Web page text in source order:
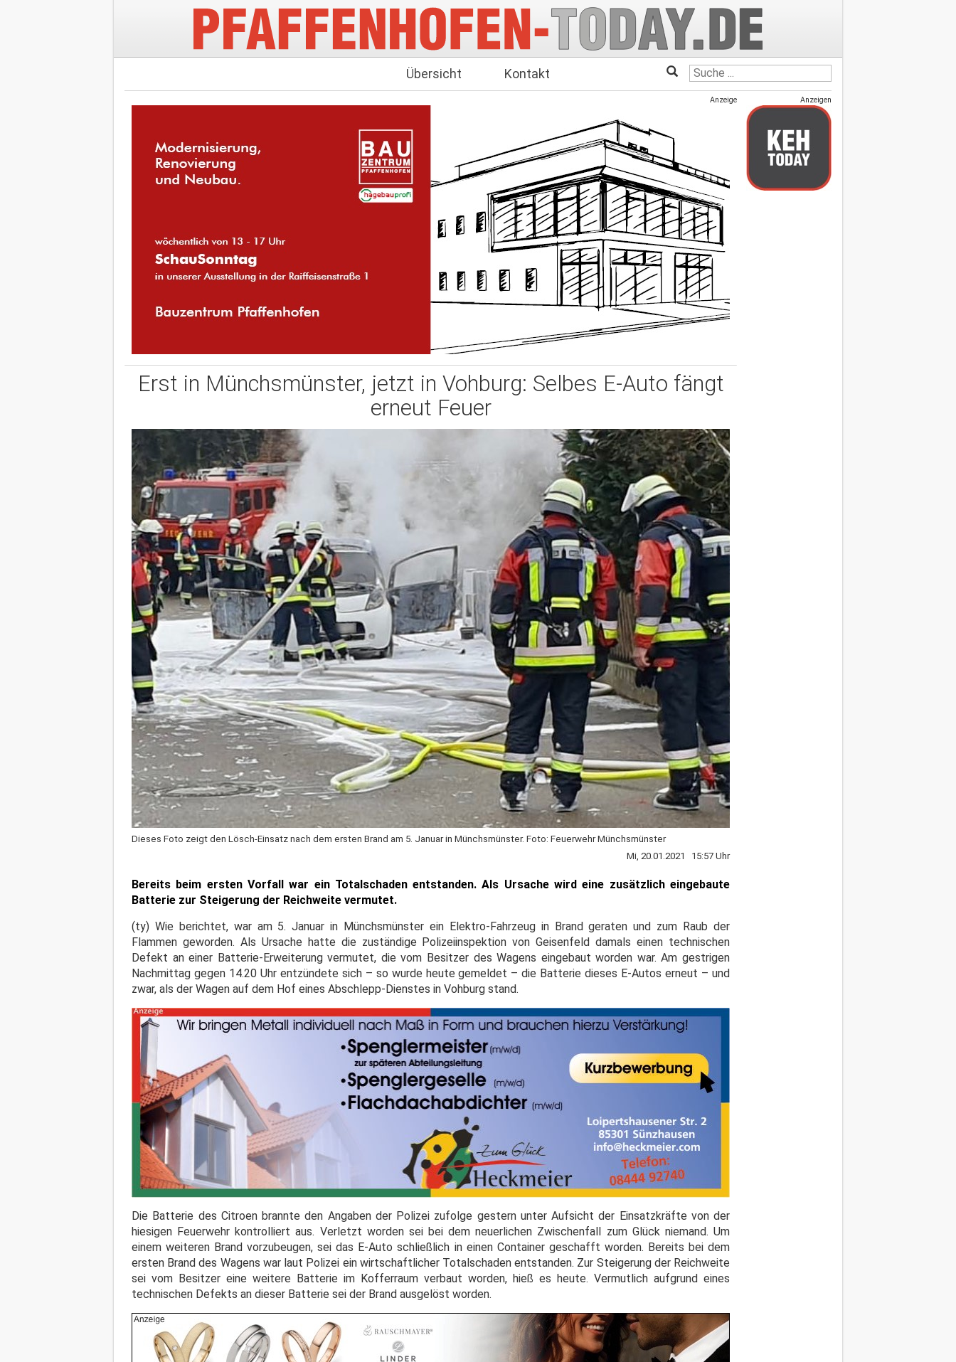
Übersicht Kontakt
Anzeige
Erst in Münchsmünster, jetzt in Vohburg: Selbes E-Auto fängt
erneut Feuer
Dieses Foto zeigt den Lösch-Einsatz nach dem ersten Brand am 5. Januar in Münchsmünster. Foto: Feuerwehr Münchsmünster
Mi, 20.01.2021 15:57 Uhr
Bereits beim ersten Vorfall war ein Totalschaden entstanden. Als Ursache wird eine zusätzlich eingebaute
Batterie zur Steigerung der Reichweite vermutet.
(ty) Wie berichtet, war am 5. Januar in Münchsmünster ein Elektro-Fahrzeug in Brand geraten und zum Raub der
Flammen geworden. Als Ursache hatte die zuständige Polizeiinspektion von Geisenfeld damals einen technischen
Defekt an einer Batterie-Erweiterung vermutet, die vom Besitzer des Wagens eingebaut worden war. Am gestrigen
Nachmittag gegen 14.20 Uhr entzündete sich – so wurde heute gemeldet – die Batterie dieses E-Autos erneut – und
zwar, als der Wagen auf dem Hof eines Abschlepp-Dienstes in Vohburg stand.
Die Batterie des Citroen brannte den Angaben der Polizei zufolge gestern unter Aufsicht der Einsatzkräfte von der
hiesigen Feuerwehr kontrolliert aus. Verletzt worden sei bei dem neuerlichen Zwischenfall zum Glück niemand. Um
einem weiteren Brand vorzubeugen, sei das E-Auto schließlich in einen Container geschafft worden. Bereits bei dem
ersten Brand des Wagens war laut Polizei ein wirtschaftlicher Totalschaden entstanden. Zur Steigerung der Reichweite
sei vom Besitzer eine weitere Batterie im Kofferraum verbaut worden, hieß es heute. Vermutlich aufgrund eines
technischen Defekts an dieser Batterie sei der Brand ausgelöst worden.
Anzeigen